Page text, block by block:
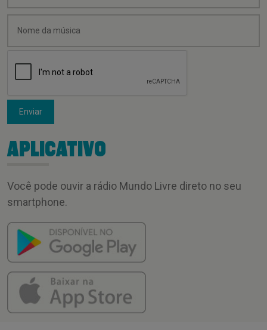
Enviar
APLICATIVO
Você pode ouvir a rádio Mundo Livre direto no seu
smartphone.